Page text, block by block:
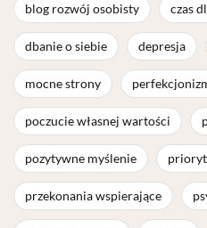
blog rozwój osobisty czas
dbanie o siebie depresja
mocne strony
poczucie własnej wartości
pozytywne myślenie
przekonania wspierające